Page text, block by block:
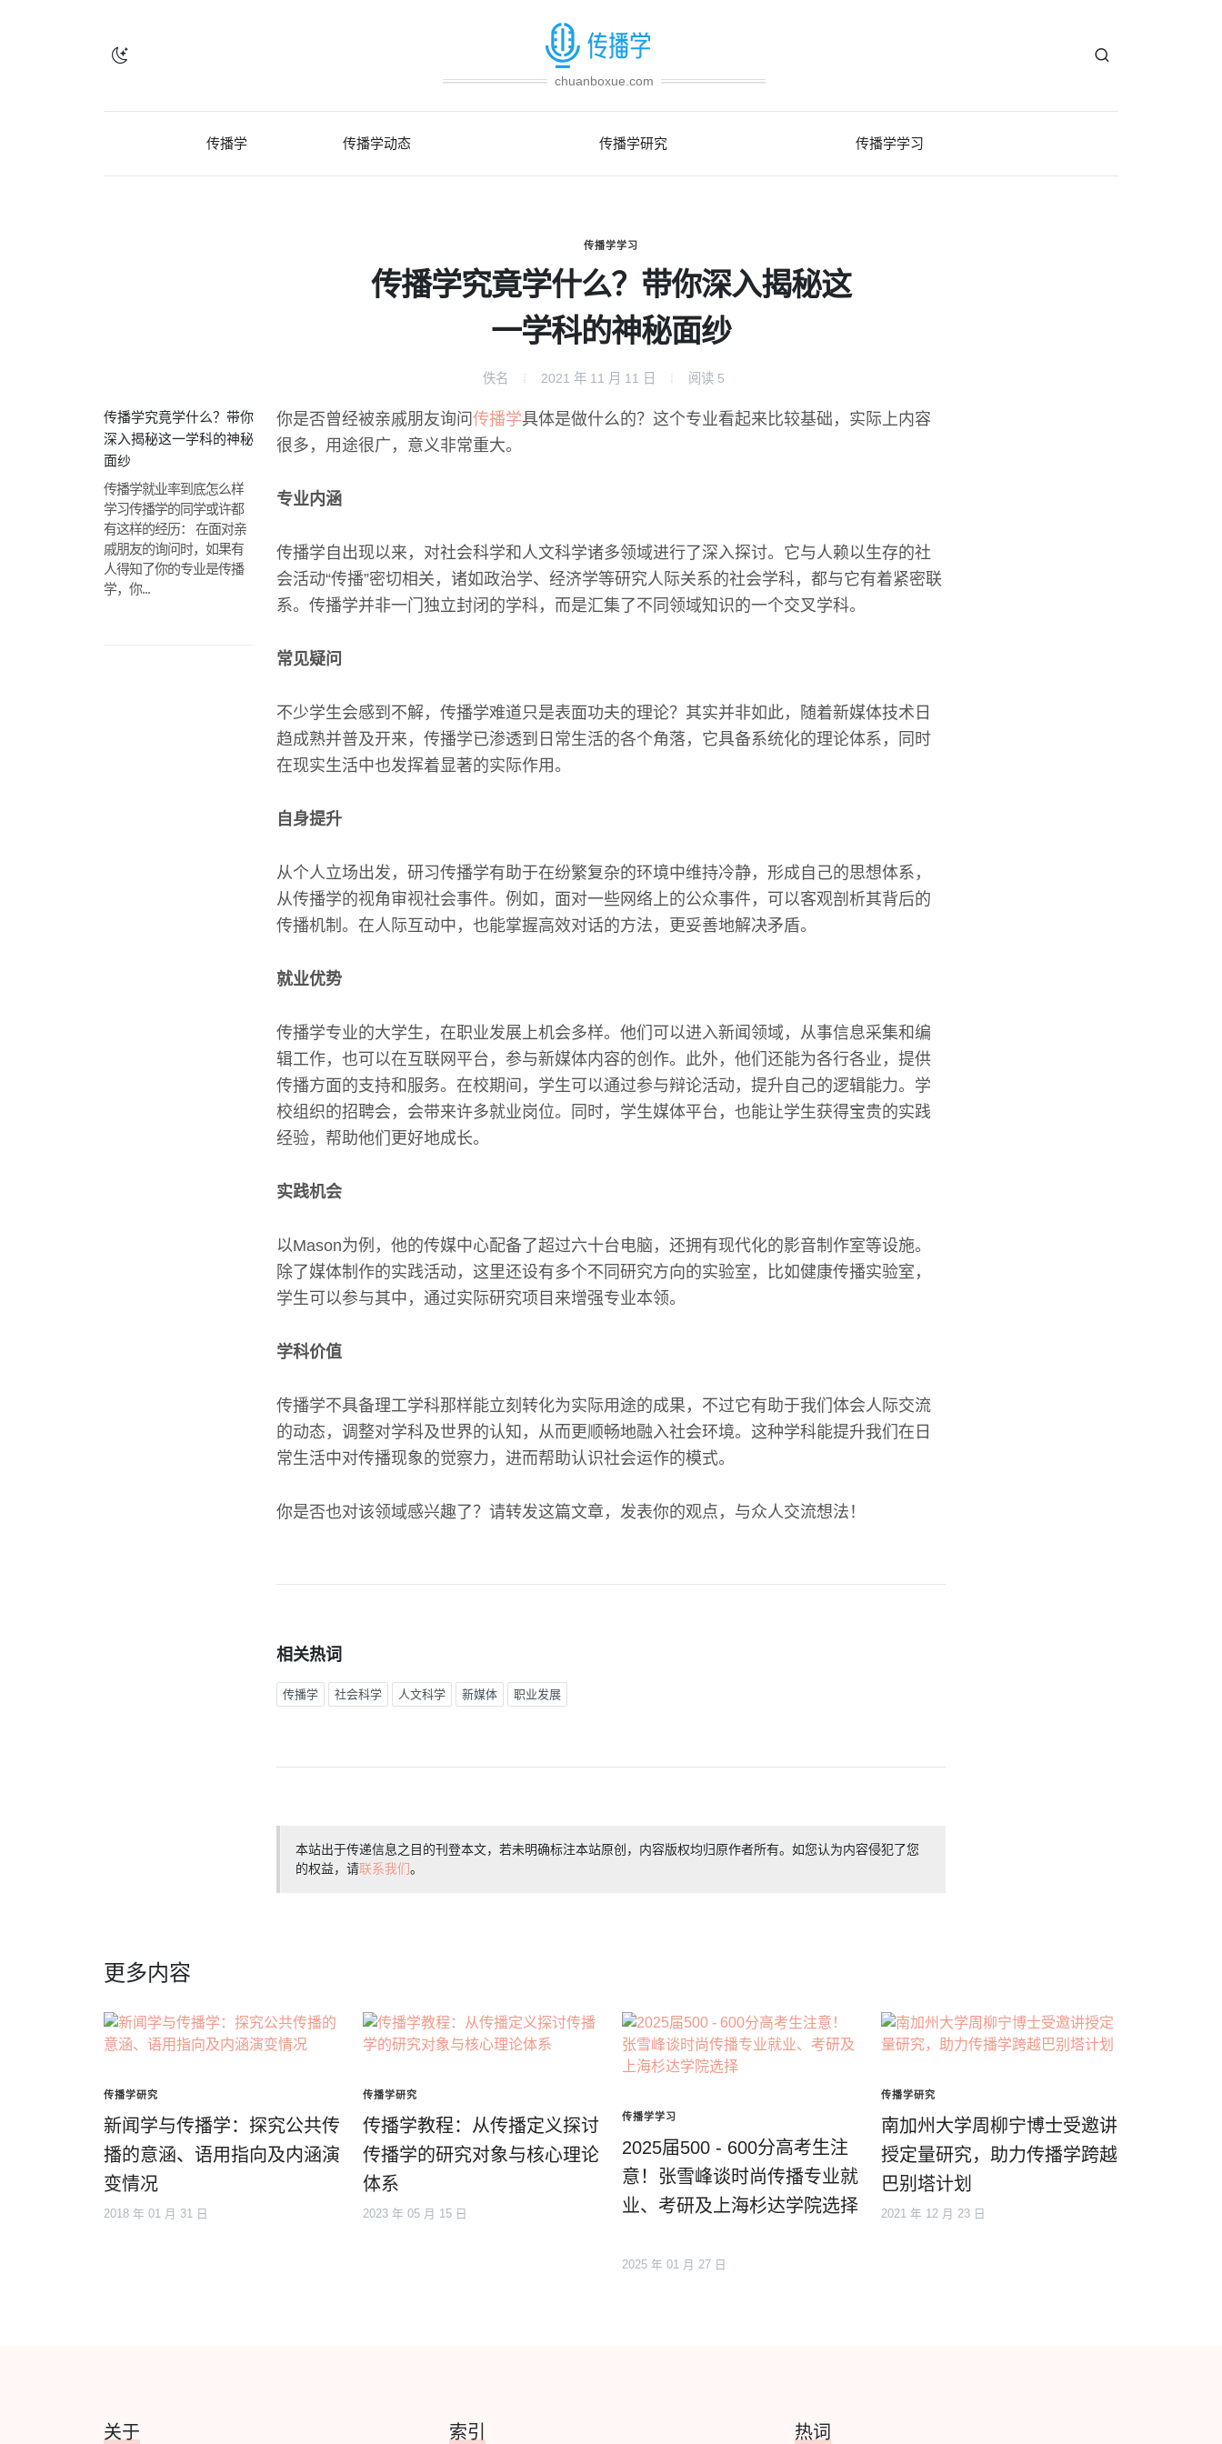
chuanboxue.com
传播学 传播学动态 传播学研究 传播学学习
传播学学习
传播学究竟学什么？带你深入揭秘这
一学科的神秘面纱
佚名 2021 年 11 月 11 日 阅读 5
传播学究竟学什么？带你
深入揭秘这一学科的神秘
面纱
传播学就业率到底怎么样
学习传播学的同学或许都
有这样的经历： 在面对亲
戚朋友的询问时，如果有
人得知了你的专业是传播
学，你...
你是否曾经被亲戚朋友询问 传播学具体是做什么的？这个专业看起来比较基础，实际上内容
很多，用途很广，意义非常重大。
专业内涵
传播学自出现以来，对社会科学和人文科学诸多领域进行了深入探讨。它与人赖以生存的社
会活动“传播”密切相关，诸如政治学、经济学等研究人际关系的社会学科，都与它有着紧密联
系。传播学并非一门独立封闭的学科，而是汇集了不同领域知识的一个交叉学科。
常见疑问
不少学生会感到不解，传播学难道只是表面功夫的理论？其实并非如此，随着新媒体技术日
趋成熟并普及开来，传播学已渗透到日常生活的各个角落，它具备系统化的理论体系，同时
在现实生活中也发挥着显著的实际作用。
自身提升
从个人立场出发，研习传播学有助于在纷繁复杂的环境中维持冷静，形成自己的思想体系，
从传播学的视角审视社会事件。例如，面对一些网络上的公众事件，可以客观剖析其背后的
传播机制。在人际互动中，也能掌握高效对话的方法，更妥善地解决矛盾。
就业优势
传播学专业的大学生，在职业发展上机会多样。他们可以进入新闻领域，从事信息采集和编
辑工作，也可以在互联网平台，参与新媒体内容的创作。此外，他们还能为各行各业，提供
传播方面的支持和服务。在校期间，学生可以通过参与辩论活动，提升自己的逻辑能力。学
校组织的招聘会，会带来许多就业岗位。同时，学生媒体平台，也能让学生获得宝贵的实践
经验，帮助他们更好地成长。
实践机会
以Mason为例，他的传媒中心配备了超过六十台电脑，还拥有现代化的影音制作室等设施。
除了媒体制作的实践活动，这里还设有多个不同研究方向的实验室，比如健康传播实验室，
学生可以参与其中，通过实际研究项目来增强专业本领。
学科价值
传播学不具备理工学科那样能立刻转化为实际用途的成果，不过它有助于我们体会人际交流
的动态，调整对学科及世界的认知，从而更顺畅地融入社会环境。这种学科能提升我们在日
常生活中对传播现象的觉察力，进而帮助认识社会运作的模式。
你是否也对该领域感兴趣了？请转发这篇文章，发表你的观点，与众人交流想法！
相关热词
传播学 社会科学 人文科学 新媒体 职业发展
本站出于传递信息之目的刊登本文，若未明确标注本站原创，内容版权均归原作者所有。如您认为内容侵犯了您
的权益，请联系我们。
更多内容
传播学研究
新闻学与传播学：探究公共传
播的意涵、语用指向及内涵演
变情况
2018 年 01 月 31 日
传播学研究
传播学教程：从传播定义探讨
传播学的研究对象与核心理论
体系
2023 年 05 月 15 日
传播学学习
2025届500 - 600分高考生注
意！张雪峰谈时尚传播专业就
业、考研及上海杉达学院选择
2025 年 01 月 27 日
传播学研究
南加州大学周柳宁博士受邀讲
授定量研究，助力传播学跨越
巴别塔计划
2021 年 12 月 23 日
关于 索引 热词